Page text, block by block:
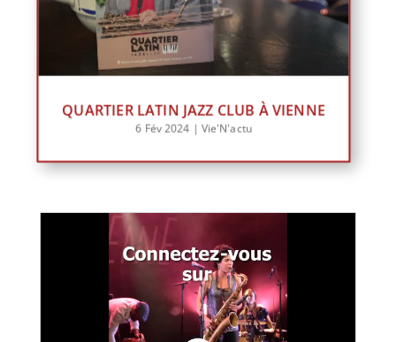
QUARTIER LATIN JAZZ CLUB À VIENNE
6 Fév 2024 | Vie'N'actu